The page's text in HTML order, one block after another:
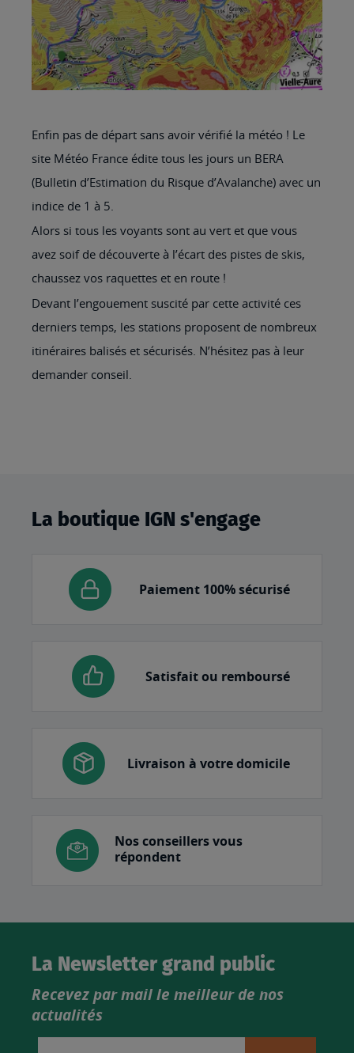
Enfin pas de départ sans avoir vérifié la météo ! Le
site Météo France édite tous les jours un BERA
(Bulletin d’Estimation du Risque d’Avalanche) avec un
indice de 1 à 5.
Alors si tous les voyants sont au vert et que vous
avez soif de découverte à l’écart des pistes de skis,
chaussez vos raquettes et en route !
Devant l’engouement suscité par cette activité ces
derniers temps, les stations proposent de nombreux
itinéraires balisés et sécurisés. N’hésitez pas à leur
demander conseil.
La boutique IGN s'engage
Paiement 100% sécurisé
Satisfait ou remboursé
Livraison à votre domicile
Nos conseillers vous
répondent
La Newsletter grand public
Recevez par mail le meilleur de nos
actualités